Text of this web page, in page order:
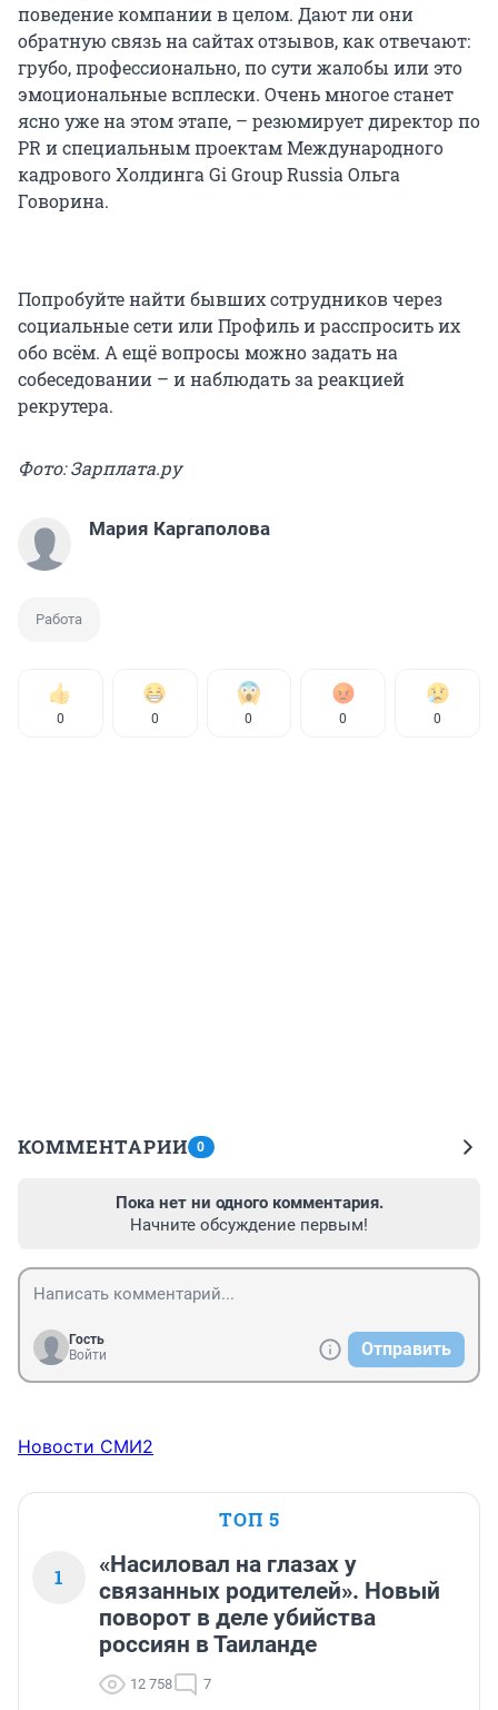
поведение компании в целом. Дают ли они
обратную связь на сайтах отзывов, как отвечают:
грубо, профессионально, по сути жалобы или это
эмоциональные всплески. Очень многое станет
ясно уже на этом этапе, – резюмирует директор по
PR и специальным проектам Международного
кадрового Холдинга Gi Group Russia Ольга
Говорина.
Попробуйте найти бывших сотрудников через
социальные сети или Профиль и расспросить их
обо всём. А ещё вопросы можно задать на
собеседовании – и наблюдать за реакцией
рекрутера.
Фото: Зарплата.ру
Мария Каргаполова
Работа
0 0 0 0 0
КОММЕНТАРИИ 0
Пока нет ни одного комментария.
Начните обсуждение первым!
Гость
Войти
Отправить
Новости СМИ2
ТОП 5
1
«Насиловал на глазах у
связанных родителей». Новый
поворот в деле убийства
россиян в Таиланде
12 758 7